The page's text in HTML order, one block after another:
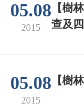
05.08
2015
【樹
查及
05.08
2015
【樹